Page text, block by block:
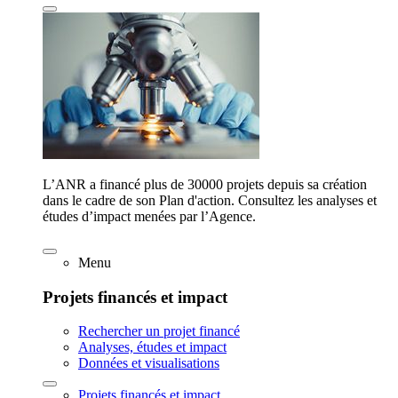
L’ANR a financé plus de 30000 projets depuis sa création
dans le cadre de son Plan d'action. Consultez les analyses et
études d’impact menées par l’Agence.
Menu
Projets financés et impact
Rechercher un projet financé
Analyses, études et impact
Données et visualisations